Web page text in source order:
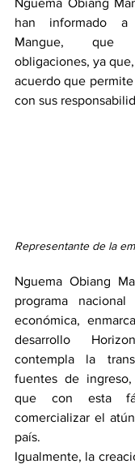
han informado a
Mangue, que
obligaciones, ya
acuerdo que
con sus
Representante de la
Nguema Obiang
programa
económica,
desarrollo
contempla la
fuentes de
que con esta
comercializar el
país.
Igualmente, la